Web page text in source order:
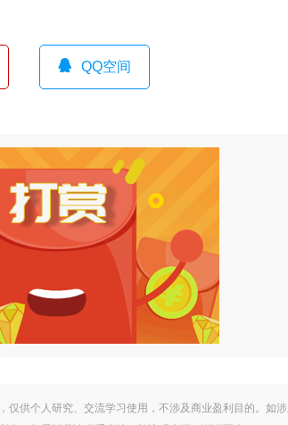
QQ空间
供个人研究、交流学习使用，不涉及商业盈利目的。如